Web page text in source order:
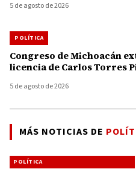
5 de agosto de 2026
POLÍTICA
Congreso de Michoacán
licencia de Carlos Torres
5 de agosto de 2026
MÁS NOTICIAS DE
POLÍTICA